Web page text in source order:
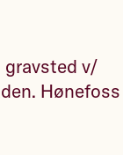
gravsted v/
Hønefoss